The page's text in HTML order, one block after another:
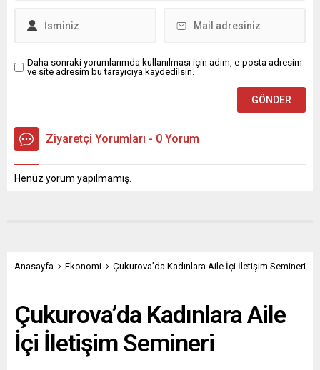
Daha sonraki yorumlarımda kullanılması için adım, e-posta adresim
ve site adresim bu tarayıcıya kaydedilsin.
Ziyaretçi Yorumları - 0 Yorum
Henüz yorum yapılmamış.
Anasayfa Ekonomi Çukurova’da Kadınlara Aile İçi İletişim Semineri
Çukurova’da Kadınlara Aile
İçi İletişim Semineri